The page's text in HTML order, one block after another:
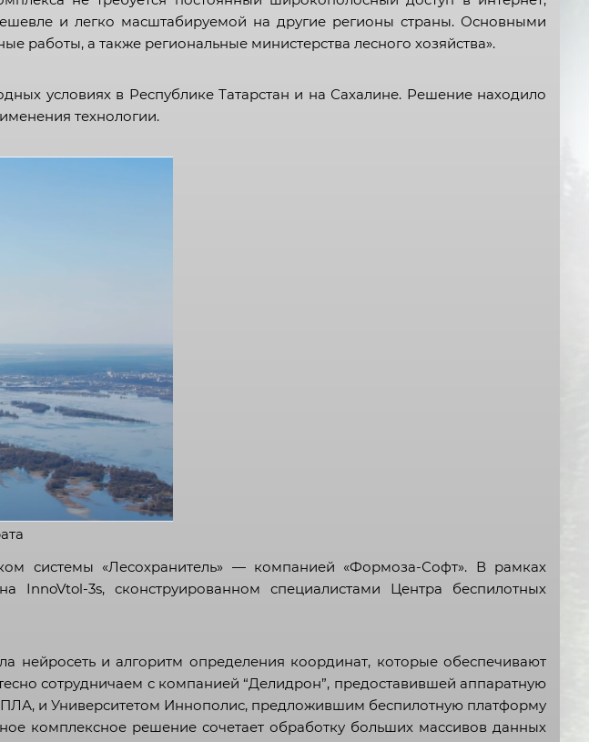
и легко масштабируемой на другие регионы страны. Основными
работы, а также региональные министерства лесного хозяйства».
условиях в Республике Татарстан и на Сахалине. Решение находило
технологии.
системы «Лесохранитель» — компанией «Формоза-Софт». В рамках
InnoVtol-3s, сконструированном специалистами Центра беспилотных
нейросеть и алгоритм определения координат, которые обеспечивают
сотрудничаем с компанией “Делидрон”, предоставившей аппаратную
и Университетом Иннополис, предложившим беспилотную платформу
комплексное решение сочетает обработку больших массивов данных
Осетия